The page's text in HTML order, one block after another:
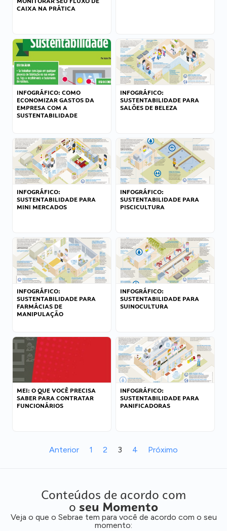
CAIXA NA PRÁTICA
INFOGRÁFICO: COMO
ECONOMIZAR GASTOS DA
EMPRESA COM A
SUSTENTABILIDADE
INFOGRÁFICO:
SUSTENTABILIDADE PARA
SALÕES DE BELEZA
INFOGRÁFICO:
SUSTENTABILIDADE PARA
MINI MERCADOS
INFOGRÁFICO:
SUSTENTABILIDADE PARA
PISCICULTURA
INFOGRÁFICO:
SUSTENTABILIDADE PARA
FARMÁCIAS DE
MANIPULAÇÃO
INFOGRÁFICO:
SUSTENTABILIDADE PARA
SUINOCULTURA
MEI: O QUE VOCÊ PRECISA
SABER PARA CONTRATAR
FUNCIONÁRIOS
INFOGRÁFICO:
SUSTENTABILIDADE PARA
PANIFICADORAS
Anterior 1 2 3 4 Próximo
Conteúdos de acordo com
o seu Momento
Veja o que o Sebrae tem para você de acordo com o seu
momento: